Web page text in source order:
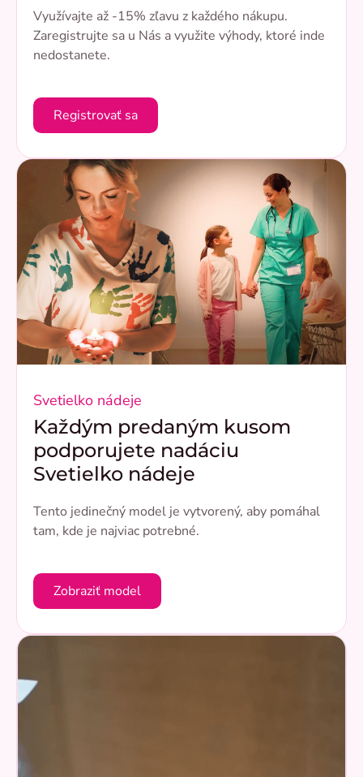
Využívajte až -15% zľavu z každého nákupu.
Zaregistrujte sa u Nás a využite výhody, ktoré inde
nedostanete.
Registrovať sa
Svetielko nádeje
Každým predaným kusom
podporujete nadáciu
Svetielko nádeje
Tento jedinečný model je vytvorený, aby pomáhal
tam, kde je najviac potrebné.
Zobraziť model